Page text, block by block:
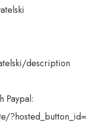
description
Paypal: